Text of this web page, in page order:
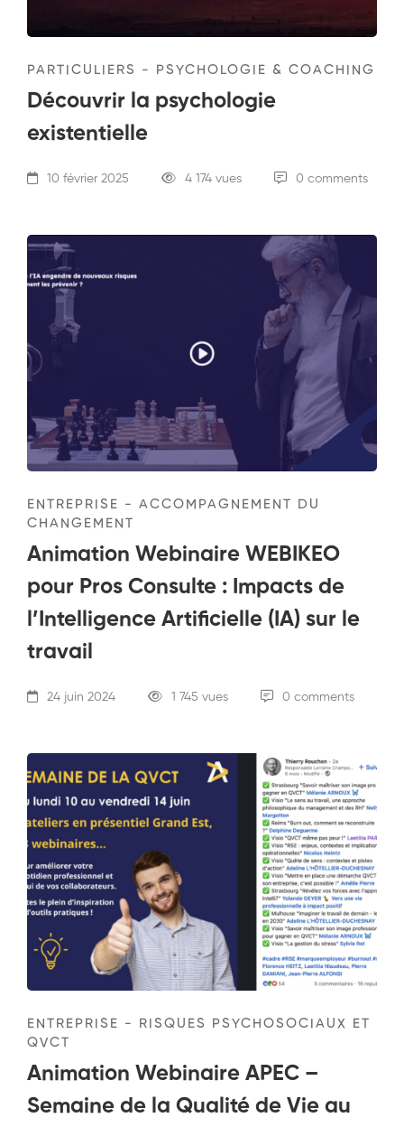
PARTICULIERS - PSYCHOLOGIE & COACHING
Découvrir la psychologie
existentielle
10 février 2025 4 174 vues 0 comments
ENTREPRISE - ACCOMPAGNEMENT DU
CHANGEMENT
Animation Webinaire WEBIKEO
pour Pros Consulte : Impacts de
l’Intelligence Artificielle (IA) sur le
travail
24 juin 2024 1 745 vues 0 comments
ENTREPRISE - RISQUES PSYCHOSOCIAUX ET
QVCT
Animation Webinaire APEC –
Semaine de la Qualité de Vie au